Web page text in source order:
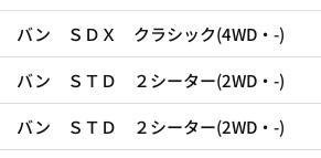
バン ＳＤＸ クラシック(4WD・-)
バン ＳＴＤ ２シーター(2WD・-)
バン ＳＴＤ ２シーター(2WD・-)